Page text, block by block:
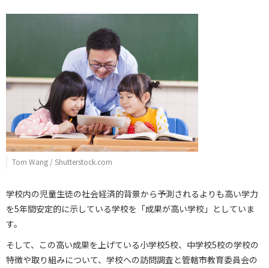
Tom Wang / Shutterstock.com
学校内の児童生徒の社会経済的背景から予測されるよりも高い学力
を5年間安定的に示している学校を「成果が高い学校」としていま
す。
そして、この高い成果を上げている小学校5校、中学校5校の学校の
特徴や取り組みについて、学校への訪問調査と管轄市教育委員会の